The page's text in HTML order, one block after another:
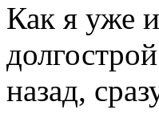
Как я уже и
долгострой
назад,